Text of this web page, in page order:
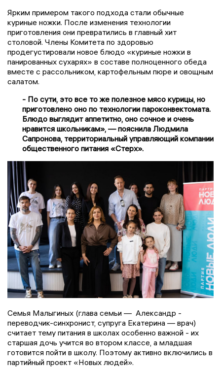
Ярким примером такого подхода стали обычные
куриные ножки. После изменения технологии
приготовления они превратились в главный хит
столовой. Члены Комитета по здоровью
продегустировали новое блюдо «куриные ножки в
панированных сухарях» в составе полноценного обеда
вместе с рассольником, картофельным пюре и овощным
салатом.
- По сути, это все то же полезное мясо курицы, но
приготовлено оно по технологии пароконвектомата.
Блюдо выглядит аппетитно, оно сочное и очень
нравится школьникам», — пояснила Людмила
Сапронова, территориальный управляющий компании
общественного питания «Стерх».
Семья Малыгиных (глава семьи — Александр -
переводчик-синхронист, супруга Екатерина — врач)
считает тему питания в школах особенно важной - их
старшая дочь учится во втором классе, а младшая
готовится пойти в школу. Поэтому активно включились в
партийный проект «Новых людей».